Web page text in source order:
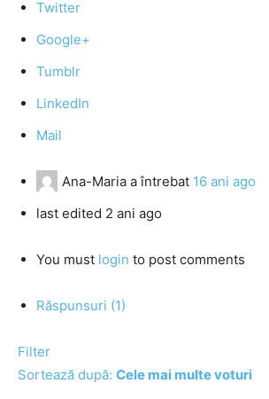
Twitter
Google+
Tumblr
LinkedIn
Mail
Ana-Maria a întrebat 16 ani ago
last edited 2 ani ago
You must login to post comments
Răspunsuri (1)
Filter
Sortează după: Cele mai multe voturi